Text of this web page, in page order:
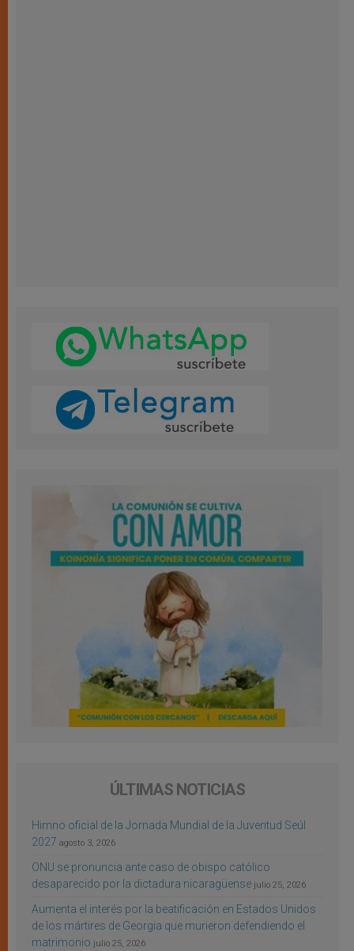
ÚLTIMAS NOTICIAS
Himno oficial de la Jornada Mundial de la Juventud Seúl
2027 agosto 3, 2026
ONU se pronuncia ante caso de obispo católico
desaparecido por la dictadura nicaragüense julio 25, 2026
Aumenta el interés por la beatificación en Estados Unidos
de los mártires de Georgia que murieron defendiendo el
matrimonio julio 25, 2026